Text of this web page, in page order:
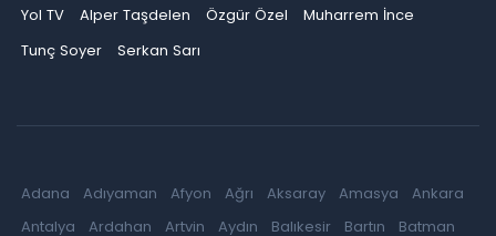
Yol TV
Alper Taşdelen Özgür Özel
Muharrem İnce
Tunç Soyer
Serkan Sarı
Adana Adıyaman Afyon Ağrı Aksaray Amasya
Ankara
Antalya
Ardahan Artvin Aydın Balıkesir Bartın
Batman